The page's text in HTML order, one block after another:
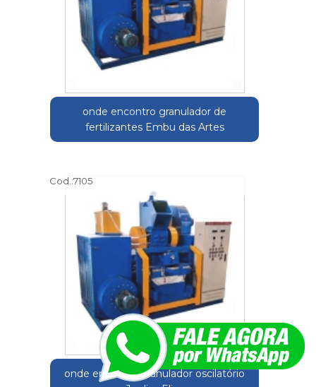
onde encontro granulador de
fertilizantes Embu das Artes
Cod.:7105
onde encontro granulador oscilatório